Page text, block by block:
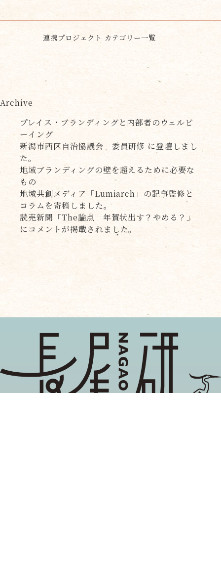
連携プロジェクト カテゴリー一覧
Archive
プレイス・ブランディングと内部者のウェルビ
ーイング
新潟市西区自治協議会 委員研修 に登壇しまし
た。
地域ブランディングの壁を超えるために必要な
もの
地域共創メディア「Lumiarch」の記事監修と
コラムを寄稿しました。
読売新聞「The論点 年賀状出す？やめる？」
にコメントが掲載されました。